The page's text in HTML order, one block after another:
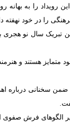
رویداد را به
را در خود نهفته
سال نو هجری
هستند و
سخنانی درباره
الگوهای فرش